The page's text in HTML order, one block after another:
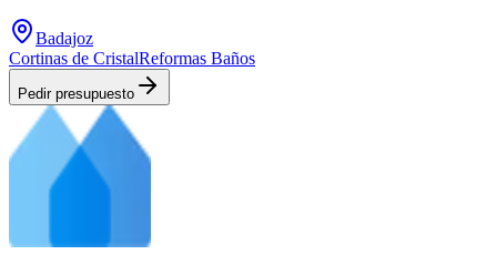
Badajoz
Cortinas de CristalReformas Baños
Pedir presupuesto